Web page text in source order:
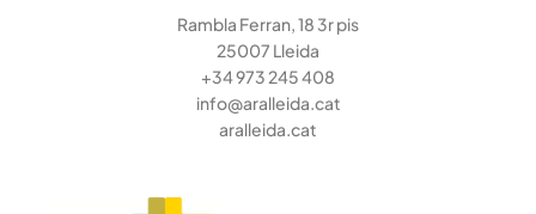
Rambla Ferran, 18 3r pis
25007 Lleida
+34 973 245 408
info@aralleida.cat
aralleida.cat